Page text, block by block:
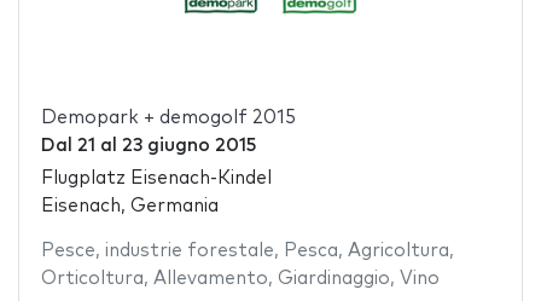
Demopark + demogolf 2015
Dal 21 al 23 giugno 2015
Flugplatz Eisenach-Kindel
Eisenach, Germania
Pesce, industrie forestale, Pesca, Agricoltura,
Orticoltura, Allevamento, Giardinaggio, Vino